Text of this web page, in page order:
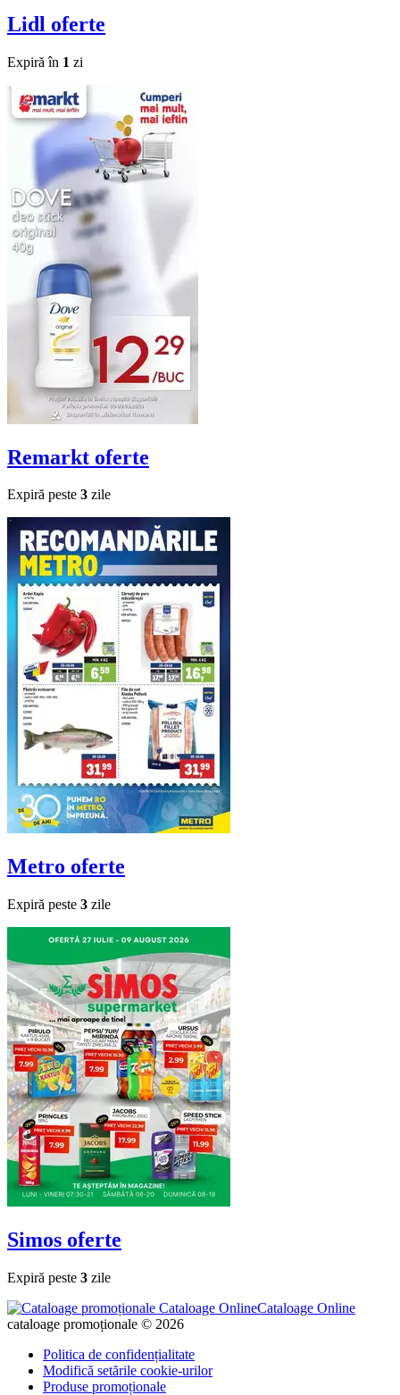
Lidl oferte
Expiră în 1 zi
Remarkt oferte
Expiră peste 3 zile
Metro oferte
Expiră peste 3 zile
Simos oferte
Expiră peste 3 zile
Cataloage Online
cataloage promoționale © 2026
Politica de confidențialitate
Modifică setările cookie-urilor
Produse promoționale